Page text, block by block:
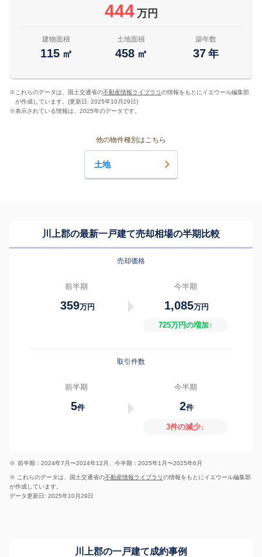
444 万円
建物面積
115 ㎡
土地面積
458 ㎡
築年数
37 年
※ これらのデータは、国土交通省の不動産情報ライブラリの情報をもとにイエウール編集部
が作成しています。(更新日: 2025年10月29日)
※表示されている情報は、2025年のデータです。
他の物件種別はこちら
土地
川上郡の最新一戸建て売却相場の半期比較
売却価格
前半期
359万円
今半期
1,085万円
725万円の増加↑
取引件数
前半期
5件
今半期
2件
3件の減少↓
※ 前半期：2024年7月〜2024年12月、今半期：2025年1月〜2025年6月
※ これらのデータは、国土交通省の不動産情報ライブラリの情報をもとにイエウール編集部
が作成しています。
データ更新日: 2025年10月29日
川上郡の一戸建て成約事例